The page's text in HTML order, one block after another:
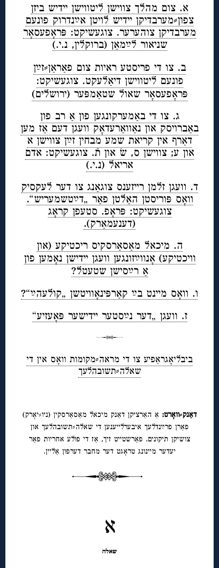
א. צום מהלך צווישן ליטווישן יידיש ביזן
צפון⸗מערבדיקן יידיש לויטן אײַנדרוק פונעם
מערבדיקן צוהערער. צוגעשיקט: פּראָפעסאָר
שניאור לײַמאַן (ברוקלין, נ.י.)
ב. צו די פריסטע ראיות צום פאַראַן⸗זײַן
פונעם ליטווישן דיאַלעקט. צוגעשיקט:
פּראָפעסאָר שאול שטאַמפּער (ירושלים)
ג. צו די באַמערקונגען פון אַ רב פון
באַברויסק און נאַוואַרעדאָק וועגן דעם אַז מען
דאַרף אין קריאת שמע מבחין זײַן צווישן א
און ע; צווישן ס, שׂ און תֿ. צוגעשיקט: אדם
אריאל (נ.י.)
ד. וועגן זלמן רייזענס צוגאַנג צו דער לעקסיק
וואָס פּוריסטן האַלטן פאַר „דײַטשמעריש“.
צוגעשיקט: פּראָפ. סטעפן קראָג
(דענעמאַרק).
ה. מיכאל מאַסאַרסקיס ריכטיקע (און
וויכטיקע) אָנווײַזונגען וועגן יידישן נאָמען פון
אַ רײַסישן שטעטל?
ו. וואָס מיינט בײַ קאַרפּינאָוויטשן „קולעהײַ“?
ז. וועגן „דער נײַסטער יידישער פּאָעזיע“
ביבליאָגראַפיע צו די מראה⸗מקומות וואָס אין די
שאלה⸗תשובהלעך
דאַנק⸗וואָרט: אַ האַרציקן דאַנק מיכאל מאַסאַרסקין (ניו⸗יאָרק)
פאַרן פרײַנדלעך איבערלייענען די שאלה⸗תשובהלעך און
צושיקן תיקונים. פאַרשטייט זיך, אַז די פולע אחריות פאַר
יעדער מיינונג טראָגט דער מחבר דערפון אַליין.
א
שאלה